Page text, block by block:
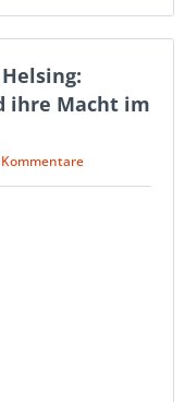
ihre Macht im